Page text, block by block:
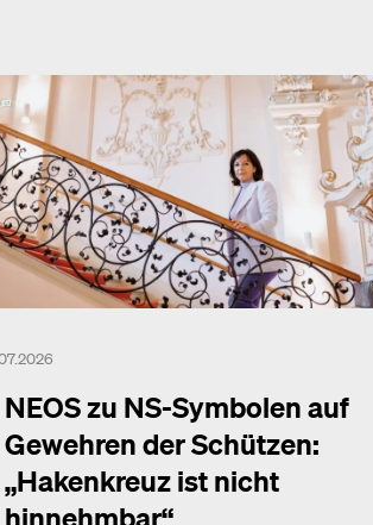
NEOS zu NS-Symbolen auf
Gewehren der Schützen:
„Hakenkreuz ist nicht
hinnehmbar“